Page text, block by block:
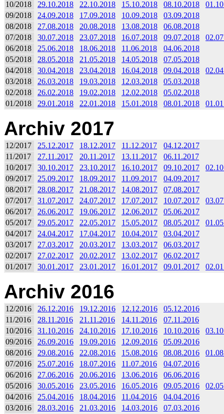
10/2018
29.10.2018 22.10.2018 15.10.2018 08.10.2018
09/2018
24.09.2018 17.09.2018 10.09.2018
03.09.2018
08/2018
27.08.2018 20.08.2018 13.08.2018
06.08.2018
07/2018
30.07.2018 23.07.2018 16.07.2018 09.07.2018
06/2018
25.06.2018 18.06.2018 11.06.2018
04.06.2018
05/2018
28.05.2018 21.05.2018 14.05.2018
07.05.2018
04/2018
30.04.2018 23.04.2018 16.04.2018 09.04.2018
03/2018
26.03.2018 19.03.2018 12.03.2018
05.03.2018
02/2018
26.02.2018 19.02.2018 12.02.2018
05.02.2018
01/2018
29.01.2018 22.01.2018 15.01.2018 08.01.2018
Archiv 2017
12/2017 25.12.2017 18.12.2017 11.12.2017
04.12.2017
11/2017
27.11.2017 20.11.2017 13.11.2017
06.11.2017
10/2017
30.10.2017 23.10.2017 16.10.2017 09.10.2017
09/2017
25.09.2017 18.09.2017 11.09.2017
04.09.2017
08/2017
28.08.2017 21.08.2017 14.08.2017
07.08.2017
07/2017
31.07.2017 24.07.2017 17.07.2017 10.07.2017
06/2017
26.06.2017 19.06.2017 12.06.2017
05.06.2017
05/2017
29.05.2017 22.05.2017 15.05.2017 08.05.2017
04/2017
24.04.2017 17.04.2017 10.04.2017
03.04.2017
03/2017
27.03.2017 20.03.2017 13.03.2017
06.03.2017
02/2017
27.02.2017 20.02.2017 13.02.2017
06.02.2017
01/2017
30.01.2017 23.01.2017 16.01.2017 09.01.2017
Archiv 2016
12/2016 26.12.2016 19.12.2016 12.12.2016
05.12.2016
11/2016
28.11.2016 21.11.2016 14.11.2016
07.11.2016
10/2016
31.10.2016 24.10.2016 17.10.2016 10.10.2016
09/2016
26.09.2016 19.09.2016 12.09.2016
05.09.2016
08/2016
29.08.2016 22.08.2016 15.08.2016 08.08.2016
07/2016
25.07.2016 18.07.2016 11.07.2016
04.07.2016
06/2016
27.06.2016 20.06.2016 13.06.2016
06.06.2016
05/2016
30.05.2016 23.05.2016 16.05.2016 09.05.2016
04/2016
25.04.2016 18.04.2016 11.04.2016
04.04.2016
03/2016
28.03.2016 21.03.2016 14.03.2016
07.03.2016